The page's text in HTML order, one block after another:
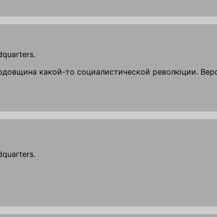
какой-то социалистической революции.